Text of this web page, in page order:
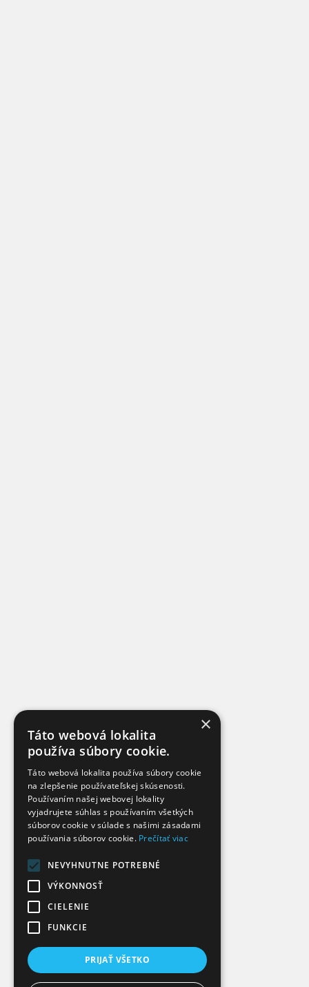
×
Táto webová lokalita
používa súbory cookie.
Táto webová lokalita používa súbory cookie
na zlepšenie používateľskej skúsenosti.
Používaním našej webovej lokality
vyjadrujete súhlas s používaním všetkých
súborov cookie v súlade s našimi zásadami
používania súborov cookie. Prečítať viac
NEVYHNUTNE POTREBNÉ
VÝKONNOSŤ
CIELENIE
FUNKCIE
PRIJAŤ VŠETKO